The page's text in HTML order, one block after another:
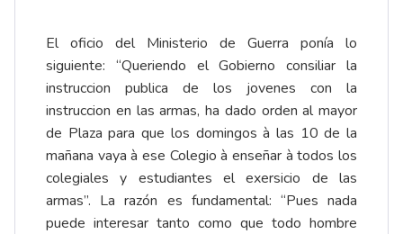
El oficio del Ministerio de Guerra ponía lo
siguiente: “Queriendo el Gobierno consiliar la
instruccion publica de los jovenes con la
instruccion en las armas, ha dado orden al mayor
de Plaza para que los domingos à las 10 de la
mañana vaya à ese Colegio à enseñar à todos los
colegiales y estudiantes el exersicio de las
armas”. La razón es fundamental: “Pues nada
puede interesar tanto como que todo hombre